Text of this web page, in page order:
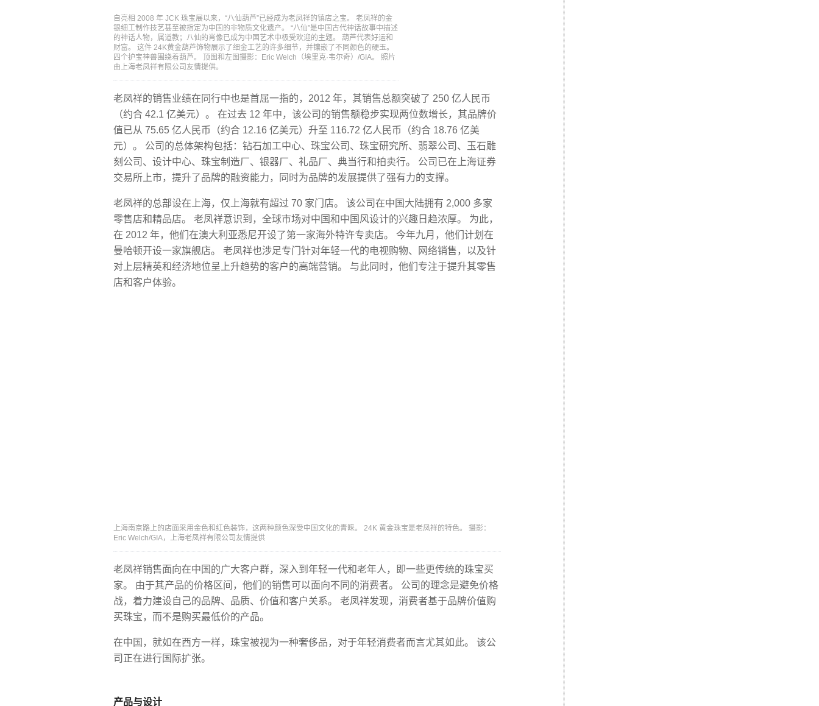
自亮相 2008 年 JCK 珠宝展以来，“八仙葫芦”已经成为老凤祥的镇店之宝。 老凤祥的金
银细工制作技艺甚至被指定为中国的非物质文化遗产。 “八仙”是中国古代神话故事中描述
的神话人物，属道教；八仙的肖像已成为中国艺术中极受欢迎的主题。 葫芦代表好运和
财富。 这件 24K黄金葫芦饰物展示了细金工艺的许多细节，并镶嵌了不同颜色的硬玉。
四个护宝神兽围绕着葫芦。 顶图和左图摄影：Eric Welch（埃里克·韦尔奇）/GIA。 照片
由上海老凤祥有限公司友情提供。
老凤祥的销售业绩在同行中也是首屈一指的，2012 年，其销售总额突破了 250 亿人民币
（约合 42.1 亿美元）。 在过去 12 年中，该公司的销售额稳步实现两位数增长，其品牌价
值已从 75.65 亿人民币（约合 12.16 亿美元）升至 116.72 亿人民币（约合 18.76 亿美
元）。 公司的总体架构包括：钻石加工中心、珠宝公司、珠宝研究所、翡翠公司、玉石雕
刻公司、设计中心、珠宝制造厂、银器厂、礼品厂、典当行和拍卖行。 公司已在上海证券
交易所上市，提升了品牌的融资能力，同时为品牌的发展提供了强有力的支撑。
老凤祥的总部设在上海，仅上海就有超过 70 家门店。 该公司在中国大陆拥有 2,000 多家
零售店和精品店。 老凤祥意识到，全球市场对中国和中国风设计的兴趣日趋浓厚。 为此，
在 2012 年，他们在澳大利亚悉尼开设了第一家海外特许专卖店。 今年九月，他们计划在
曼哈顿开设一家旗舰店。 老凤祥也涉足专门针对年轻一代的电视购物、网络销售，以及针
对上层精英和经济地位呈上升趋势的客户的高端营销。 与此同时，他们专注于提升其零售
店和客户体验。
上海南京路上的店面采用金色和红色装饰，这两种颜色深受中国文化的青睐。 24K 黄金珠宝是老凤祥的特色。 摄影：
Eric Welch/GIA，上海老凤祥有限公司友情提供
老凤祥销售面向在中国的广大客户群，深入到年轻一代和老年人，即一些更传统的珠宝买
家。 由于其产品的价格区间，他们的销售可以面向不同的消费者。 公司的理念是避免价格
战，着力建设自己的品牌、品质、价值和客户关系。 老凤祥发现，消费者基于品牌价值购
买珠宝，而不是购买最低价的产品。
在中国，就如在西方一样，珠宝被视为一种奢侈品，对于年轻消费者而言尤其如此。 该公
司正在进行国际扩张。
产品与设计